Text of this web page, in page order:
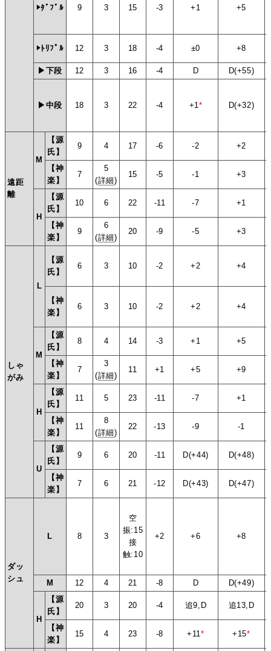
▶ﾀﾞﾌﾞﾙ 9 3 15 -3 +1 +5
▶ﾄﾘﾌﾟﾙ 12 3 18 -4 ±0 +8
▶下段 12 3 16 -4 D D(+55)
▶中段 18 3 22 -4 +1* D(+32)
遠距
離
M
【源
氏】
9 4 17 -6 -2 +2
【神
楽】
7
5
(詳細)
15 -5 -1 +3
H
【源
氏】
10 6 22 -11 -7 +1
【神
楽】
9
6
(詳細)
20 -9 -5 +3
しゃ
がみ
L
【源
氏】
6 3 10 -2 +2 +4
【神
楽】
6 3 10 -2 +2 +4
M
【源
氏】
8 4 14 -3 +1 +5
【神
楽】
7
3
(詳細)
11 +1 +5 +9
H
【源
氏】
11 5 23 -11 -7 +1
【神
楽】
11
8
(詳細)
22 -13 -9 -1
U
【源
氏】
9 6 20 -11 D(+44) D(+48)
【神
楽】
7 6 21 -12 D(+43) D(+47)
ダッ
シュ
L 8 3
空
振:15
接
触:10
+2 +6 +8
M 12 4 21 -8 D D(+49)
H
【源
氏】
20 3 20 -4 追9,D 追13,D
【神
楽】
15 4 23 -8 +11* +15*